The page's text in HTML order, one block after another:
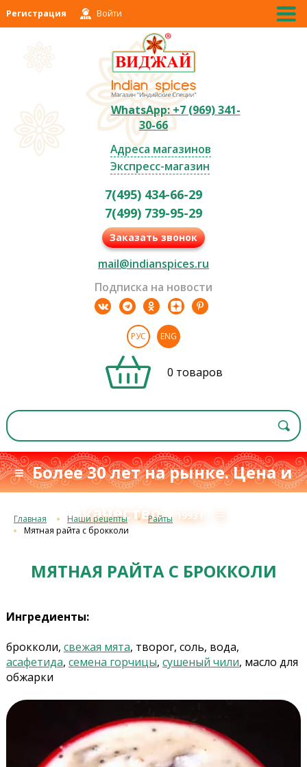
Регистрация Войти
WhatsApp: +7 (969) 341-
30-66
Адреса магазинов
Экспресс-магазин
7(495) 434-66-29
7(499) 739-95-29
Заказать звонок
mail@indianspices.ru
Подписка на новости
РУС ENG
0 товаров
≡ Более 30 лет на рынке. Цена и
качество с 1993 г. ≡
Главная Наши рецепты
Райты
Мятная райта с брокколи
МЯТНАЯ РАЙТА С БРОККОЛИ
Ингредиенты:
брокколи, свежая мята, творог, соль, вода,
асафетида, семена горчицы, сушеный чили, масло для
обжарки